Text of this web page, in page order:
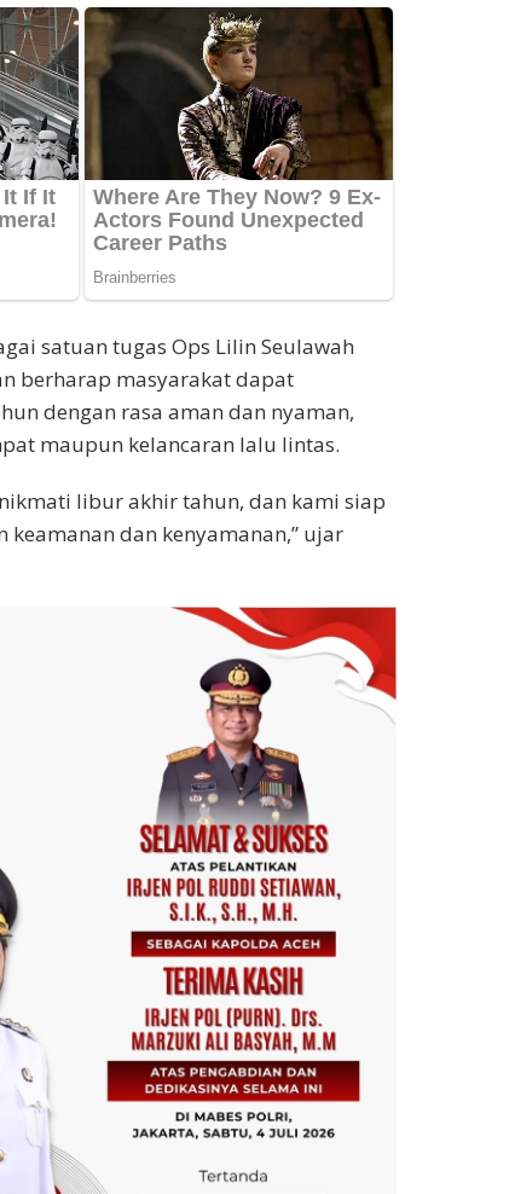
satuan tugas Ops Lilin Seulawah
berharap masyarakat dapat
dengan rasa aman dan nyaman,
maupun kelancaran lalu lintas.
libur akhir tahun, dan kami siap
dan kenyamanan,” ujar